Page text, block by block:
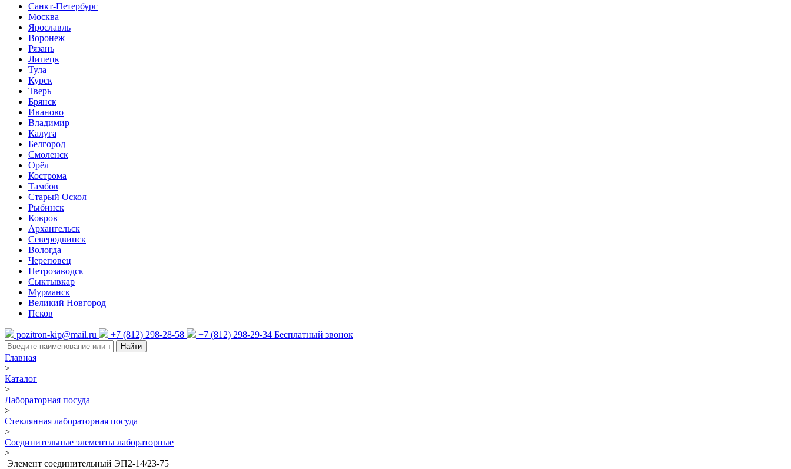
Санкт-Петербург
Москва
Ярославль
Воронеж
Рязань
Липецк
Тула
Курск
Тверь
Брянск
Иваново
Владимир
Калуга
Белгород
Смоленск
Орёл
Кострома
Тамбов
Старый Оскол
Рыбинск
Ковров
Архангельск
Северодвинск
Вологда
Череповец
Петрозаводск
Сыктывкар
Мурманск
Великий Новгород
Псков
pozitron-kip@mail.ru +7 (812) 298-28-58 +7 (812) 298-29-34 Бесплатный звонок
Найти
Главная
>
Каталог
>
Лабораторная посуда
>
Стеклянная лабораторная посуда
>
Соединительные элементы лабораторные
>
Элемент соединительный ЭП2-14/23-75